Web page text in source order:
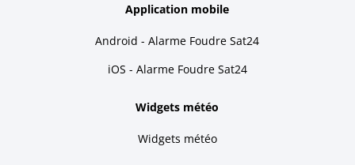
Application mobile
Android - Alarme Foudre Sat24
iOS - Alarme Foudre Sat24
Widgets météo
Widgets météo